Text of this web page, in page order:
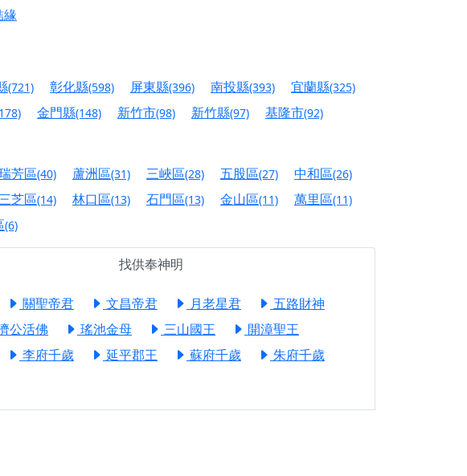
緣
與，為自己與家人累積福德、祈求平安好運
，誠邀十方善信大德，一同回到母娘慈悲座前，祈福納祥、慎
普渡，更是一份對祖先的感恩、對親人的思念，也是為家人祈
悔植福田，誠邀十方善信大德共同參與。
喜贊普，為祖先親眷祈求安息，也為自身與家人累積福德、種
「玉皇大帝 大天尊」 親自坐鎮主法！幫你累積的功德福報自然
同回到北投土地公埔，祈願闔家平安、地方祥和、福運綿長。
臨參香祝壽，同沐母娘慈光，共祈平安吉祥
功德，迴向冥陽兩利、闔家平安的殊勝因緣。
追遠・廣植福田
留下珍貴的家庭回憶
感謝，一生難忘。
祈福，也有一份感謝守護的虔誠心意
(721) 彰化縣(598) 屏東縣(396) 南投縣(393) 宜蘭縣(325)
金門縣(148) 新竹市(98) 新竹縣(97) 基隆市(92)
芳區(40) 蘆洲區(31) 三峽區(28) 五股區(27) 中和區(26)
芝區(14) 林口區(13) 石門區(13) 金山區(11) 萬里區(11)
(6)
找供奉神明
關聖帝君 文昌帝君 月老星君
五路財神
公活佛 瑤池金母 三山國王
開漳聖王
李府千歲 延平郡王 蘇府千歲
朱府千歲